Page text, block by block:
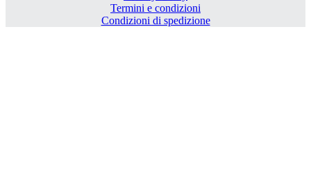
Termini e condizioni
Condizioni di spedizione